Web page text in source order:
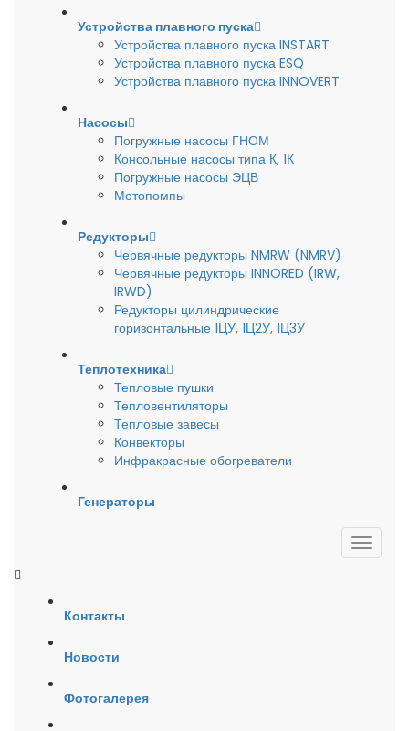
Устройства плавного пуска
Устройства плавного пуска INSTART
Устройства плавного пуска ESQ
Устройства плавного пуска INNOVERT
Насосы
Погружные насосы ГНОМ
Консольные насосы типа К, 1К
Погружные насосы ЭЦВ
Мотопомпы
Редукторы
Червячные редукторы NMRW (NMRV)
Червячные редукторы INNORED (IRW,
IRWD)
Редукторы цилиндрические
горизонтальные 1ЦУ, 1Ц2У, 1Ц3У
Теплотехника
Тепловые пушки
Тепловентиляторы
Тепловые завесы
Конвекторы
Инфракрасные обогреватели
Генераторы
Контакты
Новости
Фотогалерея